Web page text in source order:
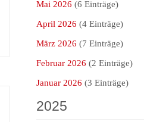
Mai 2026 (6 Einträge)
April 2026 (4 Einträge)
März 2026 (7 Einträge)
Februar 2026 (2 Einträge)
Januar 2026 (3 Einträge)
2025